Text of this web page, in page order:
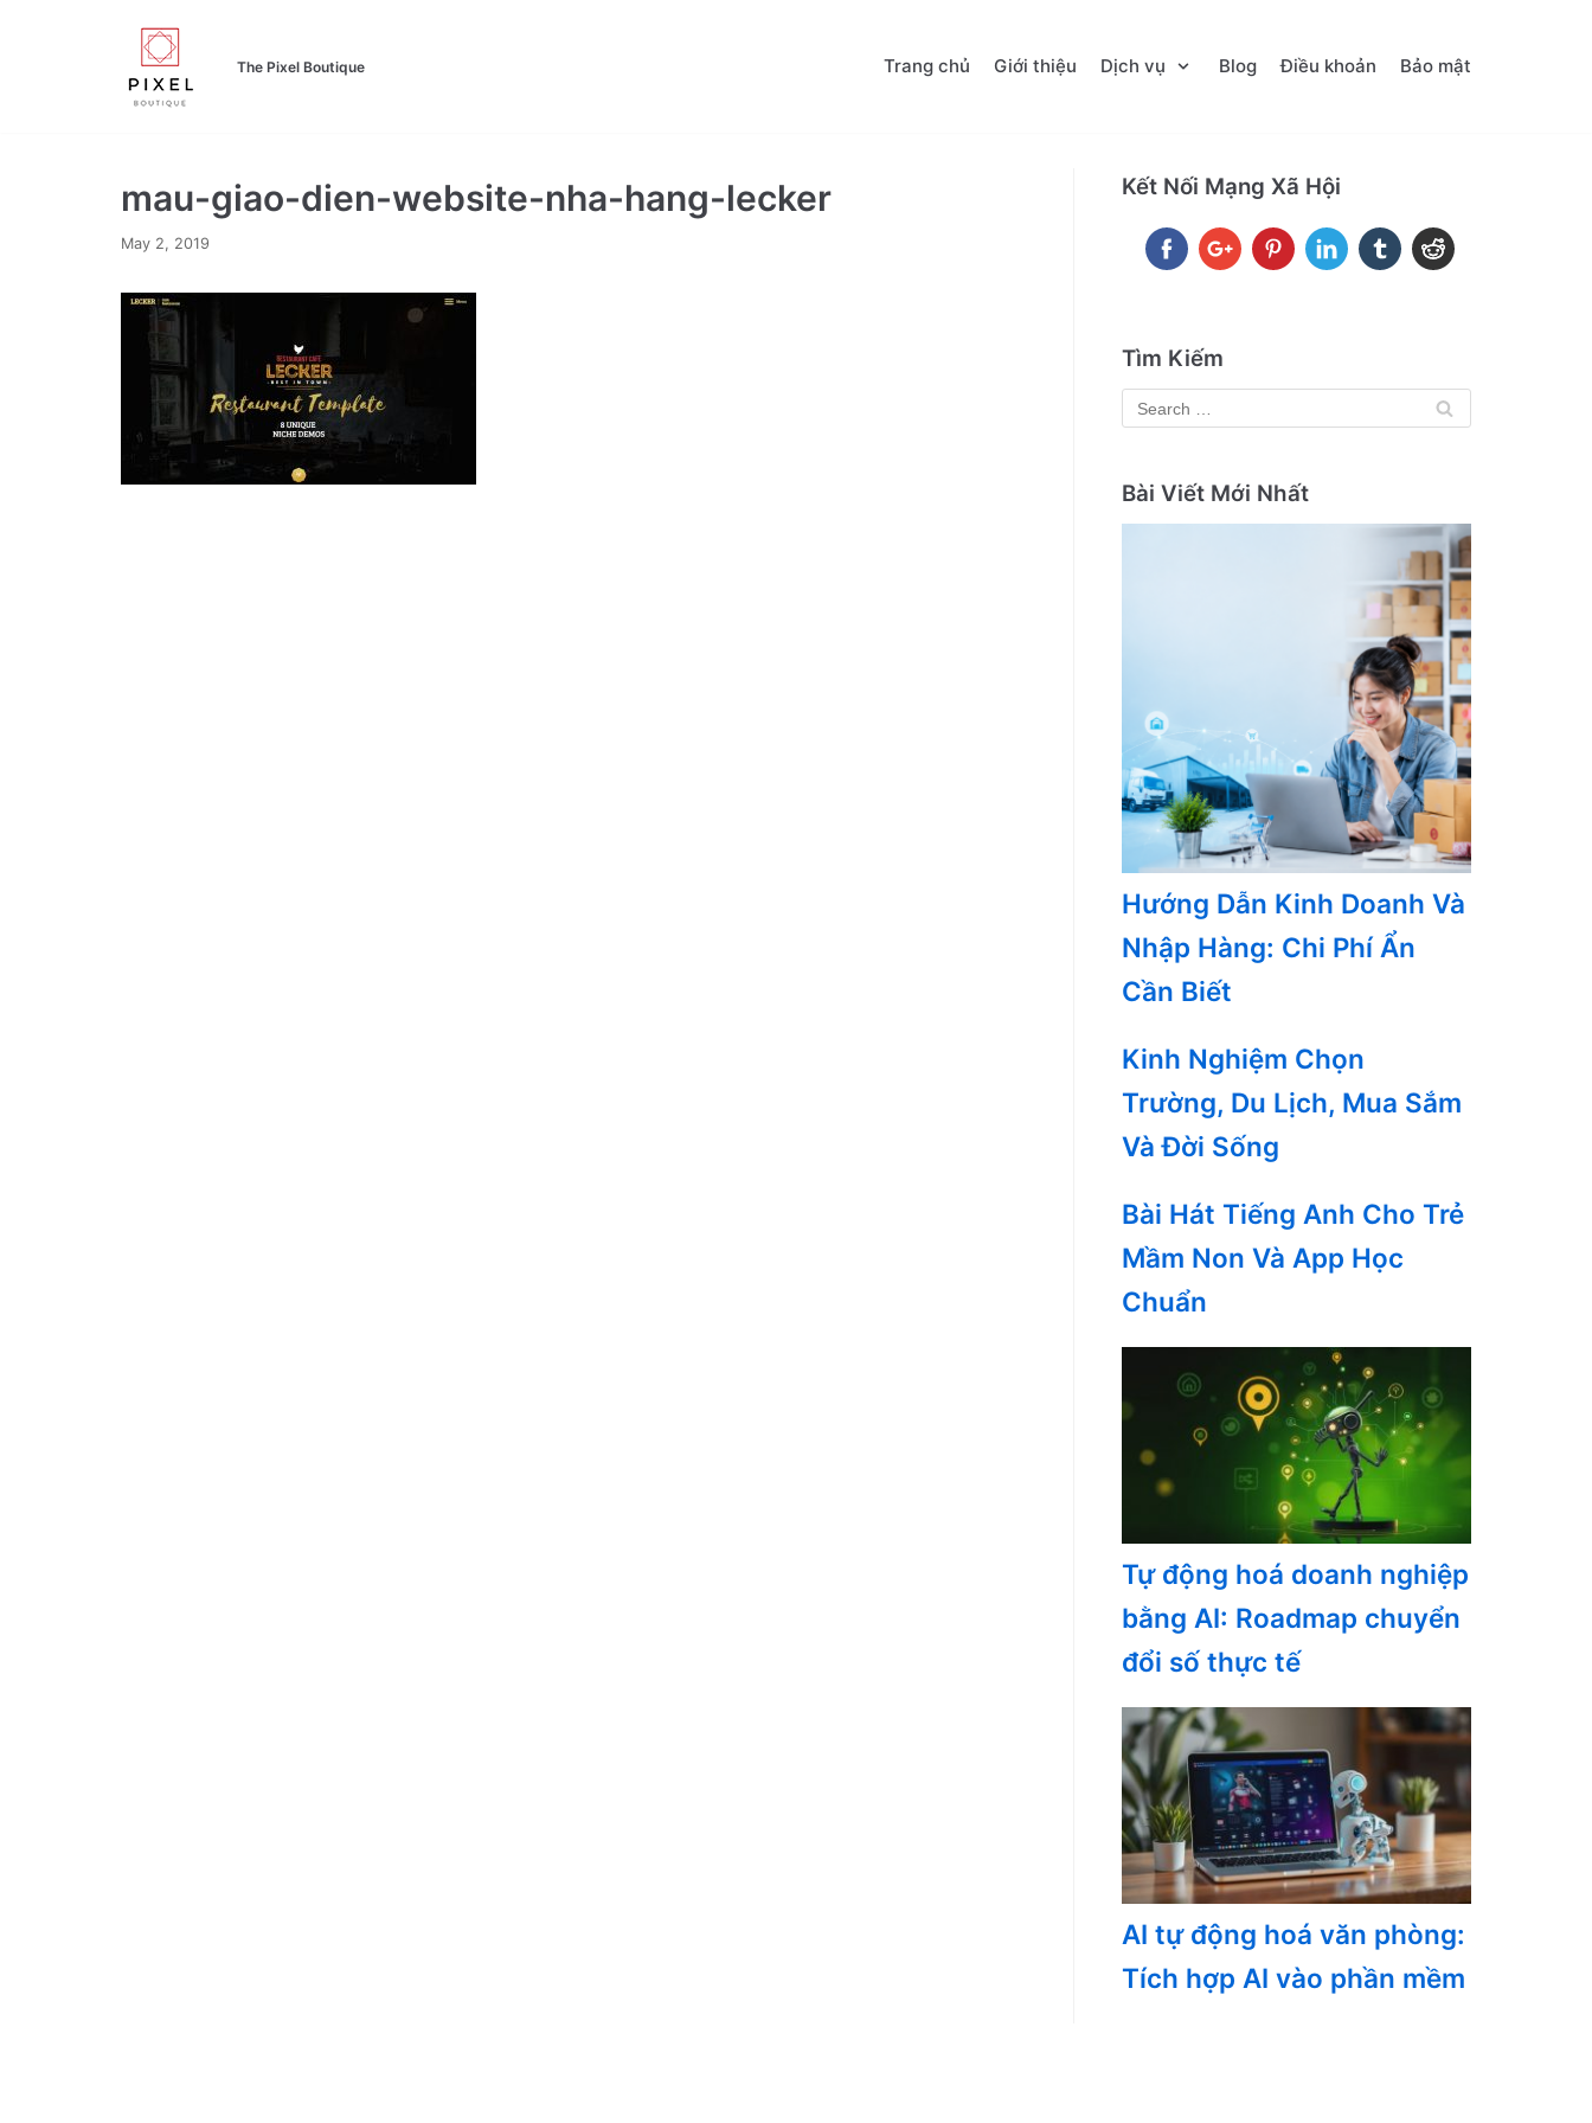
The Pixel Boutique Trang chủ Giới thiệu Dịch vụ Blog Điều khoản Bảo mật
mau-giao-dien-website-nha-hang-lecker
May 2, 2019
Kết Nối Mạng Xã Hội
Tìm Kiếm
Bài Viết Mới Nhất
Hướng Dẫn Kinh Doanh Và
Nhập Hàng: Chi Phí Ẩn
Cần Biết
Kinh Nghiệm Chọn
Trường, Du Lịch, Mua Sắm
Và Đời Sống
Bài Hát Tiếng Anh Cho Trẻ
Mầm Non Và App Học
Chuẩn
Tự động hoá doanh nghiệp
bằng AI: Roadmap chuyển
đổi số thực tế
AI tự động hoá văn phòng:
Tích hợp AI vào phần mềm